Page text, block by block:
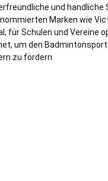
und handliche
Marken wie
für Schulen und Vereine
um den
zu fördern.